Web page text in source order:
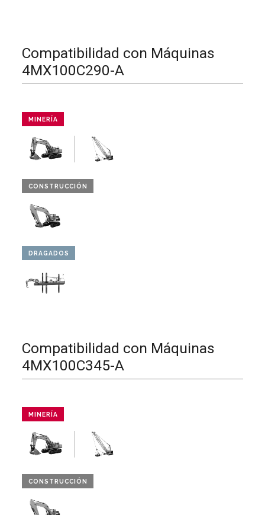
Compatibilidad con Máquinas
4MX100C290-A
MINERÍA
CONSTRUCCIÓN
DRAGADOS
Compatibilidad con Máquinas
4MX100C345-A
MINERÍA
CONSTRUCCIÓN